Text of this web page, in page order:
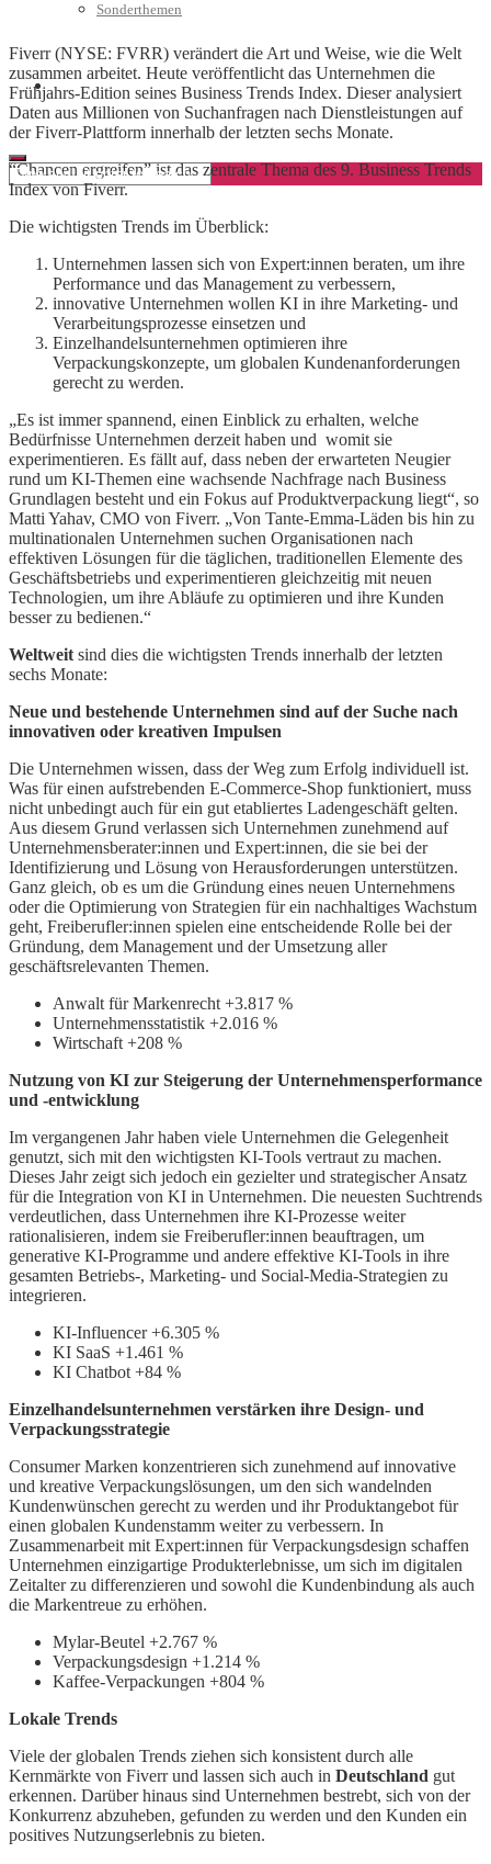
Sonderthemen
Geschäftskonto eröffnen
Fiverr (NYSE: FVRR) verändert die Art und Weise, wie die Welt
zusammen arbeitet. Heute veröffentlicht das Unternehmen die
Frühjahrs-Edition seines Business Trends Index. Dieser analysiert
Daten aus Millionen von Suchanfragen nach Dienstleistungen auf
der Fiverr-Plattform innerhalb der letzten sechs Monate.
“Chancen ergreifen” ist das zentrale Thema des 9. Business Trends
Index von Fiverr.
Die wichtigsten Trends im Überblick:
Unternehmen lassen sich von Expert:innen beraten, um ihre
Performance und das Management zu verbessern,
innovative Unternehmen wollen KI in ihre Marketing- und
Verarbeitungsprozesse einsetzen und
Einzelhandelsunternehmen optimieren ihre
Verpackungskonzepte, um globalen Kundenanforderungen
gerecht zu werden.
„Es ist immer spannend, einen Einblick zu erhalten, welche
Bedürfnisse Unternehmen derzeit haben und womit sie
experimentieren. Es fällt auf, dass neben der erwarteten Neugier
rund um KI-Themen eine wachsende Nachfrage nach Business
Grundlagen besteht und ein Fokus auf Produktverpackung liegt“, so
Matti Yahav, CMO von Fiverr. „Von Tante-Emma-Läden bis hin zu
multinationalen Unternehmen suchen Organisationen nach
effektiven Lösungen für die täglichen, traditionellen Elemente des
Geschäftsbetriebs und experimentieren gleichzeitig mit neuen
Technologien, um ihre Abläufe zu optimieren und ihre Kunden
besser zu bedienen.“
Weltweit sind dies die wichtigsten Trends innerhalb der letzten
sechs Monate:
Neue und bestehende Unternehmen sind auf der Suche nach
innovativen oder kreativen Impulsen
Die Unternehmen wissen, dass der Weg zum Erfolg individuell ist.
Was für einen aufstrebenden E-Commerce-Shop funktioniert, muss
nicht unbedingt auch für ein gut etabliertes Ladengeschäft gelten.
Aus diesem Grund verlassen sich Unternehmen zunehmend auf
Unternehmensberater:innen und Expert:innen, die sie bei der
Identifizierung und Lösung von Herausforderungen unterstützen.
Ganz gleich, ob es um die Gründung eines neuen Unternehmens
oder die Optimierung von Strategien für ein nachhaltiges Wachstum
geht, Freiberufler:innen spielen eine entscheidende Rolle bei der
Gründung, dem Management und der Umsetzung aller
geschäftsrelevanten Themen.
Anwalt für Markenrecht +3.817 %
Unternehmensstatistik +2.016 %
Wirtschaft +208 %
Nutzung von KI zur Steigerung der Unternehmensperformance
und -entwicklung
Im vergangenen Jahr haben viele Unternehmen die Gelegenheit
genutzt, sich mit den wichtigsten KI-Tools vertraut zu machen.
Dieses Jahr zeigt sich jedoch ein gezielter und strategischer Ansatz
für die Integration von KI in Unternehmen. Die neuesten Suchtrends
verdeutlichen, dass Unternehmen ihre KI-Prozesse weiter
rationalisieren, indem sie Freiberufler:innen beauftragen, um
generative KI-Programme und andere effektive KI-Tools in ihre
gesamten Betriebs-, Marketing- und Social-Media-Strategien zu
integrieren.
KI-Influencer +6.305 %
KI SaaS +1.461 %
KI Chatbot +84 %
Einzelhandelsunternehmen verstärken ihre Design- und
Verpackungsstrategie
Consumer Marken konzentrieren sich zunehmend auf innovative
und kreative Verpackungslösungen, um den sich wandelnden
Kundenwünschen gerecht zu werden und ihr Produktangebot für
einen globalen Kundenstamm weiter zu verbessern. In
Zusammenarbeit mit Expert:innen für Verpackungsdesign schaffen
Unternehmen einzigartige Produkterlebnisse, um sich im digitalen
Zeitalter zu differenzieren und sowohl die Kundenbindung als auch
die Markentreue zu erhöhen.
Mylar-Beutel +2.767 %
Verpackungsdesign +1.214 %
Kaffee-Verpackungen +804 %
Lokale Trends
Viele der globalen Trends ziehen sich konsistent durch alle
Kernmärkte von Fiverr und lassen sich auch in Deutschland gut
erkennen. Darüber hinaus sind Unternehmen bestrebt, sich von der
Konkurrenz abzuheben, gefunden zu werden und den Kunden ein
positives Nutzungserlebnis zu bieten.